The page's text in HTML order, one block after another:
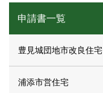
申請書一覧
豊見城団地市改良住宅
浦添市営住宅